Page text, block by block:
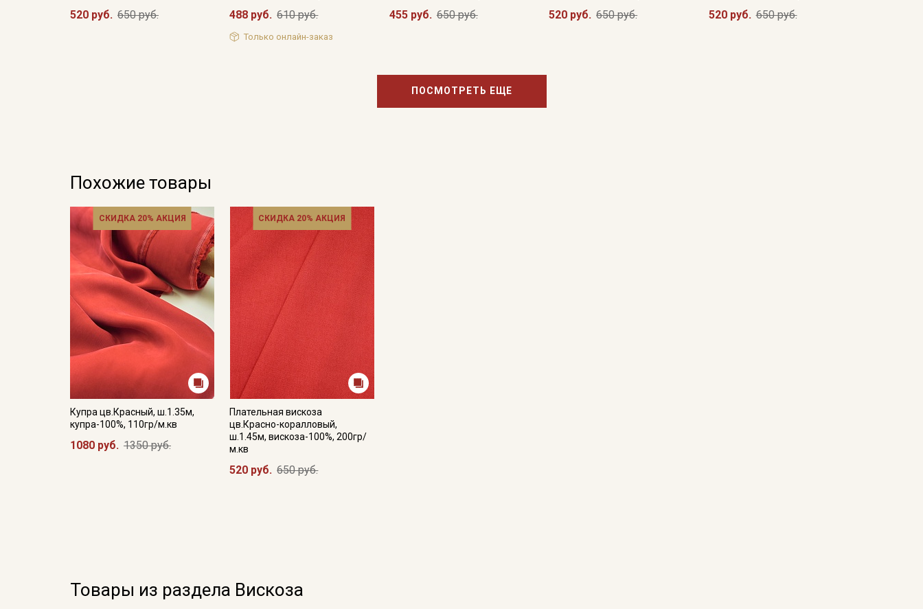
520 руб. 650 руб. 488 руб. 610 руб.
Только онлайн-заказ
455 руб. 650 руб. 520 руб. 650 руб. 520 руб. 650 руб.
ПОСМОТРЕТЬ ЕЩЕ
Похожие товары
СКИДКА 20% АКЦИЯ
Купра цв.Красный, ш.1.35м,
купра-100%, 110гр/м.кв
1080 руб. 1350 руб.
СКИДКА 20% АКЦИЯ
Плательная вискоза
цв.Красно-коралловый,
ш.1.45м, вискоза-100%, 200гр/
м.кв
520 руб. 650 руб.
Товары из раздела Вискоза